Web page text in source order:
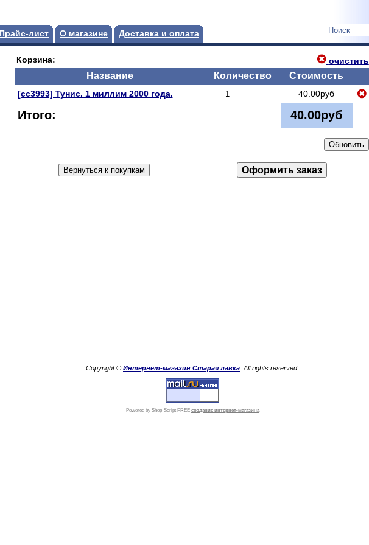
Прайс-лист О магазине Доставка и оплата
Корзина: очистить
Название Количество Стоимость
[сс3993] Тунис. 1 миллим 2000 года. 40.00руб
Итого: 40.00руб
Copyright © Интернет-магазин Старая лавка . All rights reserved.
Powered by Shop-Script FREE создание интернет-магазина